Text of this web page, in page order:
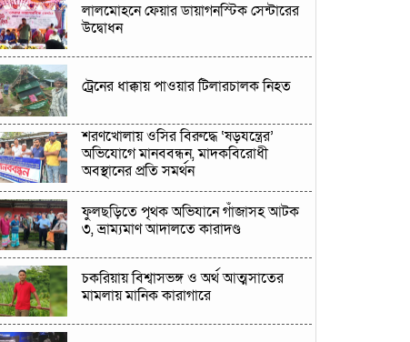
লালমোহনে ফেয়ার ডায়াগনস্টিক সেন্টারের
উদ্বোধন
ট্রেনের ধাক্কায় পাওয়ার টিলারচালক নিহত
শরণখোলায় ওসির বিরুদ্ধে ‘ষড়যন্ত্রের’
অভিযোগে মানববন্ধন, মাদকবিরোধী
অবস্থানের প্রতি সমর্থন
ফুলছড়িতে পৃথক অভিযানে গাঁজাসহ আটক
৩, ভ্রাম্যমাণ আদালতে কারাদণ্ড
চকরিয়ায় বিশ্বাসভঙ্গ ও অর্থ আত্মসাতের
মামলায় মানিক কারাগারে